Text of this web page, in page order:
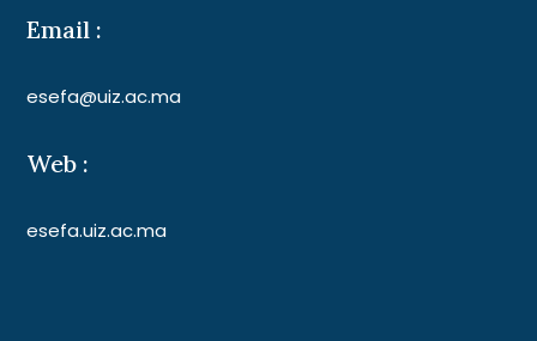
Email :
esefa@uiz.ac.ma
Web :
esefa.uiz.ac.ma